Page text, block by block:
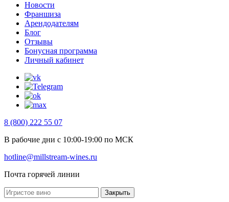
Новости
Франшиза
Арендодателям
Блог
Отзывы
Бонусная программа
Личный кабинет
8 (800) 222 55 07
В рабочие дни с 10:00-19:00 по МСК
hotline@millstream-wines.ru
Почта горячей линии
Закрыть